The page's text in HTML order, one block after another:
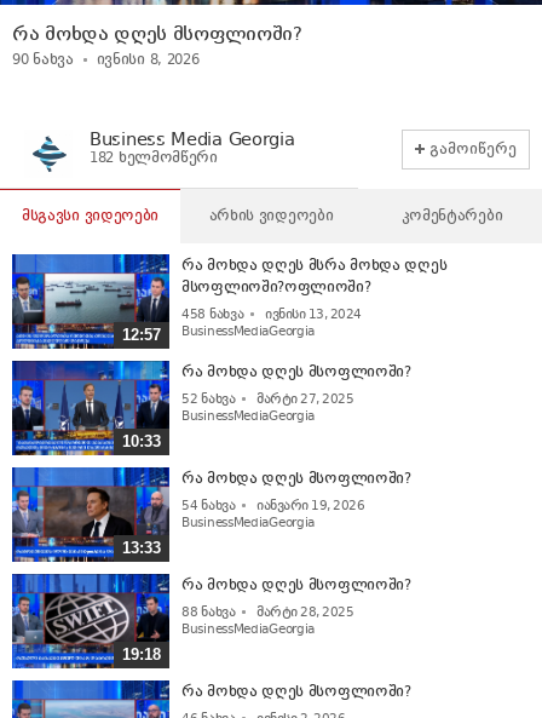
რა მოხდა დღეს მსოფლიოში?
90ნახვა ივნისი 8, 2026
გამოიწერე
Business Media Georgia
182 ხელმომწერი
მსგავსი ვიდეოები არხის ვიდეოები კომენტარები
12:57
რა მოხდა დღეს მსრა მოხდა დღეს
მსოფლიოში?ოფლიოში?
458 ნახვა
ივნისი 13, 2024
BusinessMediaGeorgia
10:33
რა მოხდა დღეს მსოფლიოში?
52 ნახვა
მარტი 27, 2025
BusinessMediaGeorgia
13:33
რა მოხდა დღეს მსოფლიოში?
54 ნახვა
იანვარი 19, 2026
BusinessMediaGeorgia
19:18
რა მოხდა დღეს მსოფლიოში?
88 ნახვა
მარტი 28, 2025
BusinessMediaGeorgia
რა მოხდა დღეს მსოფლიოში?